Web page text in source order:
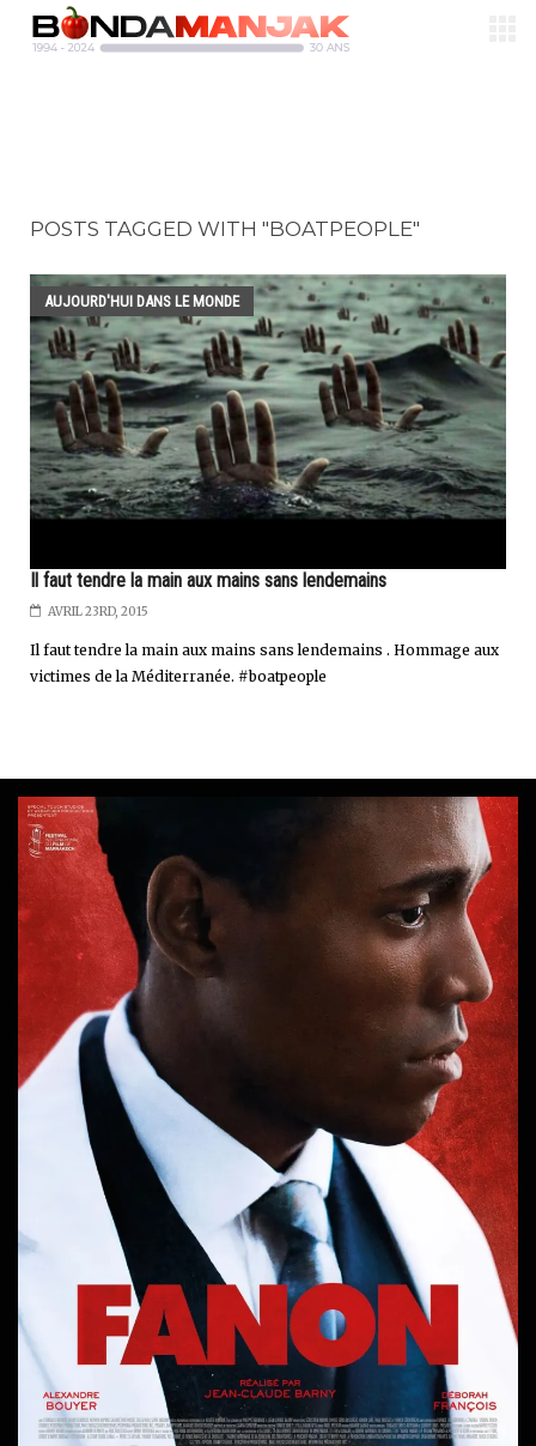
POSTS TAGGED WITH "BOATPEOPLE"
AUJOURD'HUI DANS LE MONDE
Il faut tendre la main aux mains sans lendemains
AVRIL 23RD, 2015
Il faut tendre la main aux mains sans lendemains . Hommage aux
victimes de la Méditerranée. #boatpeople